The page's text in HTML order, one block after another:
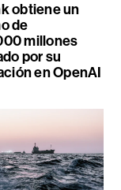
obtiene un
de
millones
por su
en OpenAI